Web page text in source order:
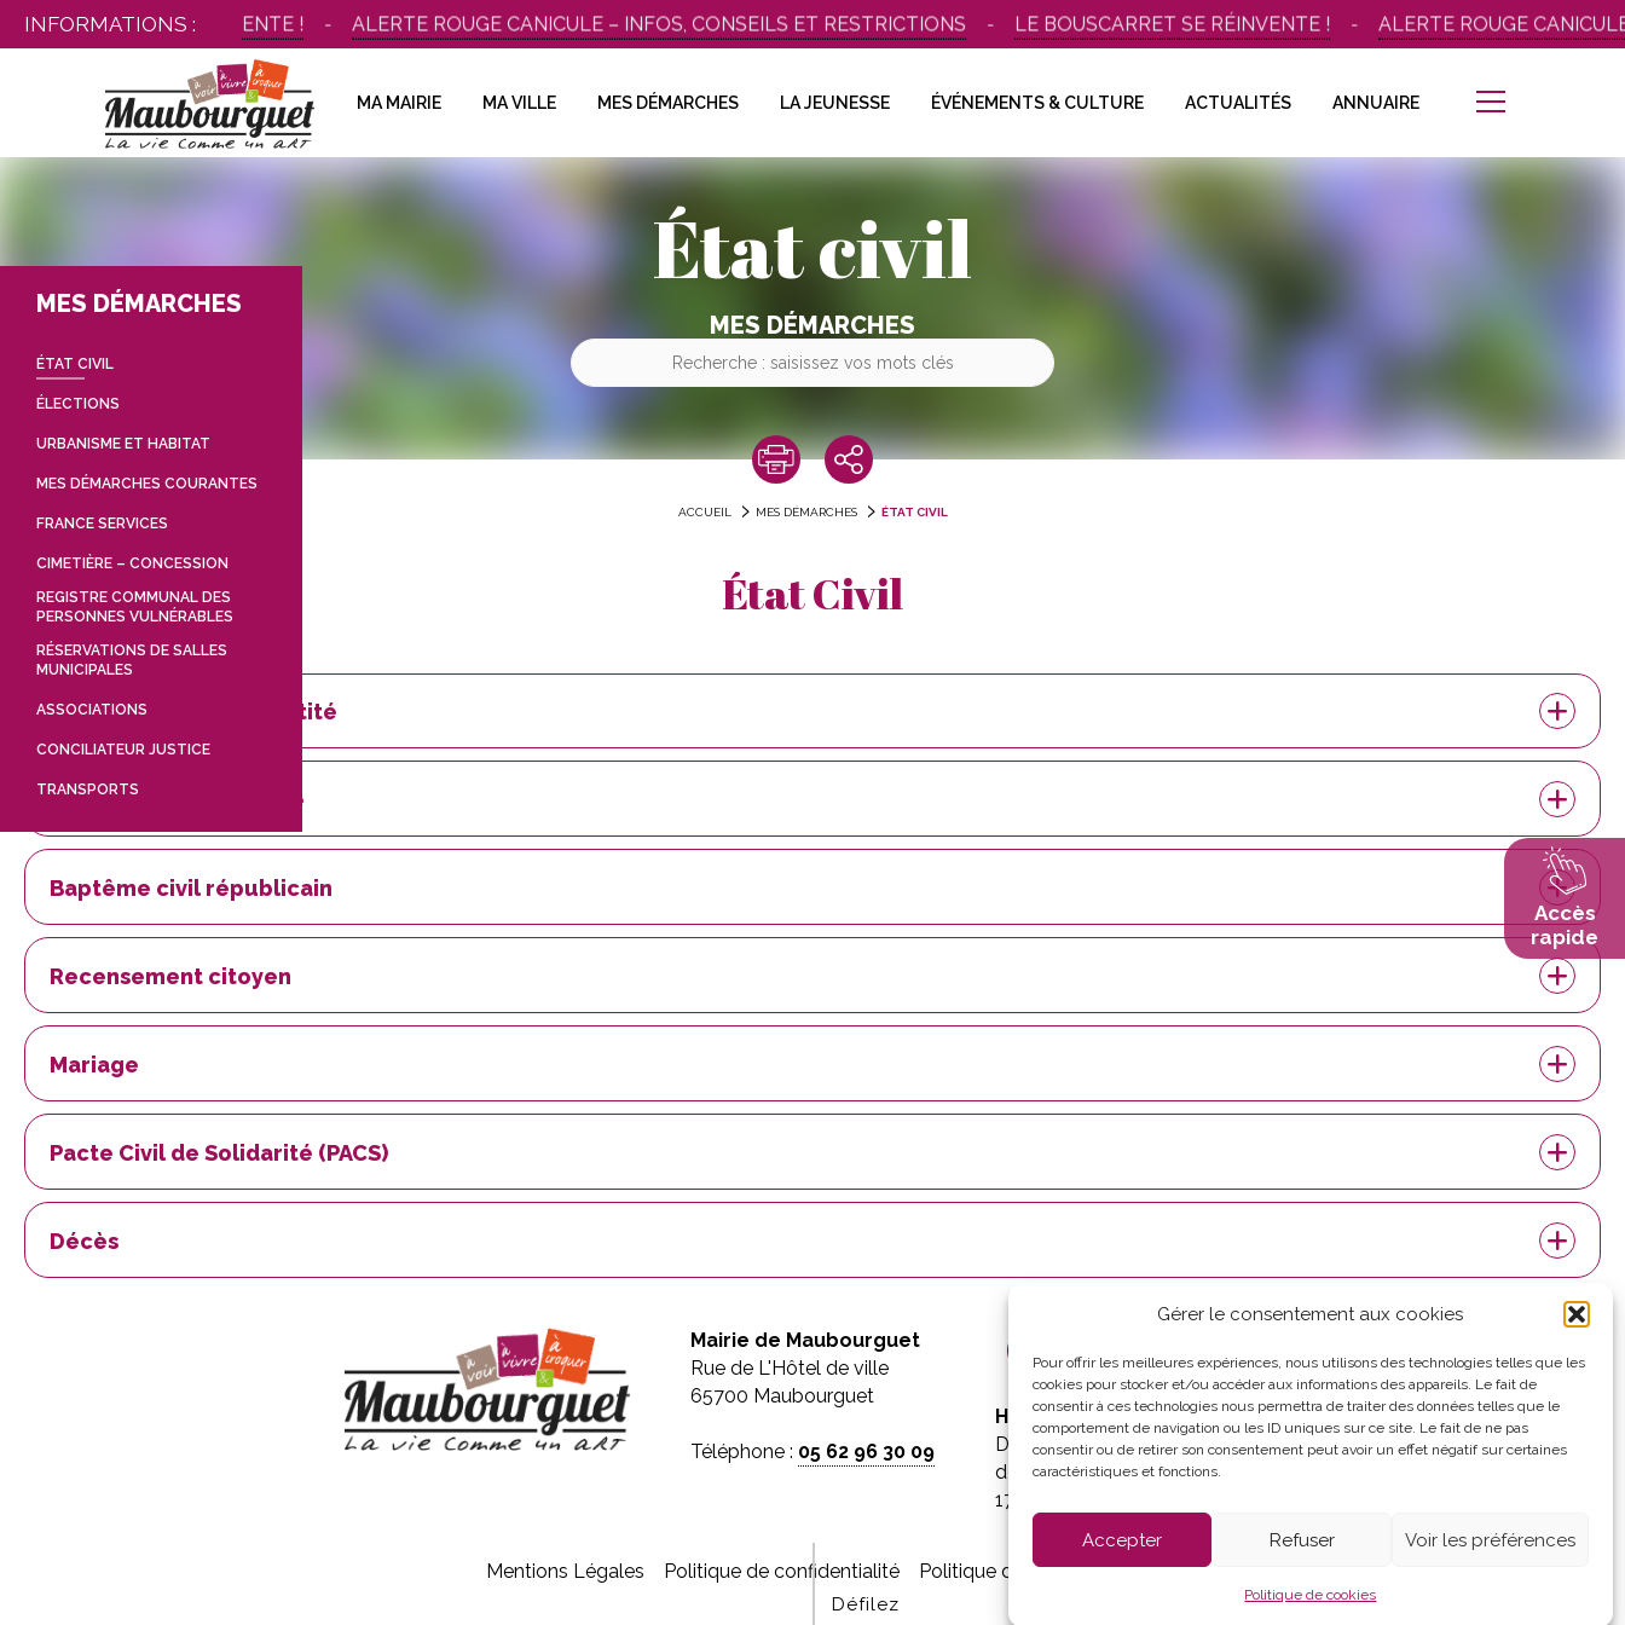
Gérer le consentement aux cookies
Pour offrir les meilleures expériences, nous utilisons des technologies telles que les
cookies pour stocker et/ou accéder aux informations des appareils. Le fait de
consentir à ces technologies nous permettra de traiter des données telles que le
comportement de navigation ou les ID uniques sur ce site. Le fait de ne pas
consentir ou de retirer son consentement peut avoir un effet négatif sur certaines
caractéristiques et fonctions.
Accepter Refuser Voir les préférences
Politique de cookies
AllerINFORMATIONS :SE RÉINVENTE ! ALERTE ROUGE CANICULE – INFOS, CONSEILS ET RESTRICTIONS LE BOUSCARRET SE RÉINVENTE ! ALERTE ROUGE CANICULE
Défilez
MA MAIRIE MA VILLE MES DÉMARCHES LA JEUNESSE ÉVÉNEMENTS & CULTURE ACTUALITÉS ANNUAIRE
Accès
rapide
État civil
MES DÉMARCHES
ACCUEIL MES DÉMARCHES ÉTAT CIVIL
MES DÉMARCHES
ÉTAT CIVIL
ÉLECTIONS
URBANISME ET HABITAT
MES DÉMARCHES COURANTES
FRANCE SERVICES
CIMETIÈRE – CONCESSION
REGISTRE COMMUNAL DES
PERSONNES VULNÉRABLES
RÉSERVATIONS DE SALLES
MUNICIPALES
ASSOCIATIONS
CONCILIATEUR JUSTICE
TRANSPORTS
État Civil
Carte Nationale d’Identité
Passeport biométrique
Baptême civil républicain
Recensement citoyen
Mariage
Pacte Civil de Solidarité (PACS)
Décès
Mairie de Maubourguet
Rue de L'Hôtel de ville
65700 Maubourguet
Téléphone : 05 62 96 30 09
Horaires d'ouverture :
Du lundi au vendredi
de 8h30 à 12h et de 13h30 à
17h30
Mentions Légales Politique de confidentialité Politique de cookies (UE)